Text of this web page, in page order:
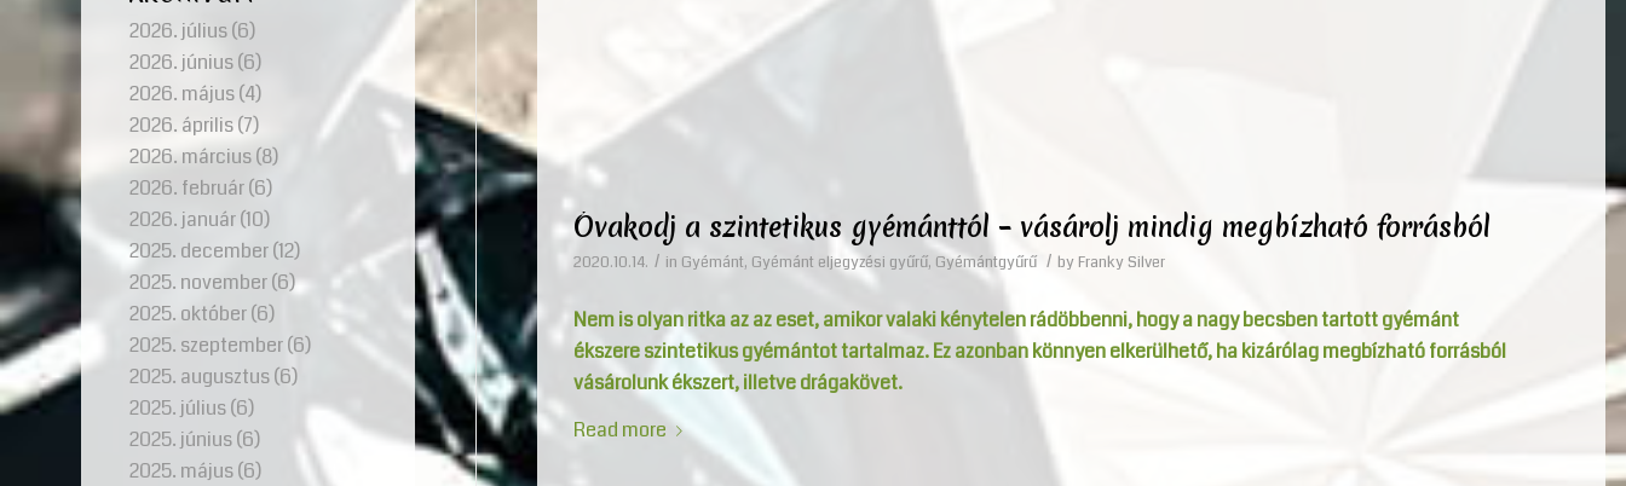
Óvakodj a szintetikus gyémánttól – vásárolj mindig megbízható forrásból
2020.10.14. / in Gyémánt, Gyémánt eljegyzési gyűrű, Gyémántgyűrű / by Franky Silver
Nem is olyan ritka az az eset, amikor valaki kénytelen rádöbbenni, hogy a nagy becsben tartott gyémánt
ékszere szintetikus gyémántot tartalmaz. Ez azonban könnyen elkerülhető, ha kizárólag megbízható forrásból
vásárolunk ékszert, illetve drágakövet.
Read more
2026. július(6)
2026. június(6)
2026. május(4)
2026. április(7)
2026. március(8)
2026. február(6)
2026. január(10)
2025. december(12)
2025. november(6)
2025. október(6)
2025. szeptember(6)
2025. augusztus(6)
2025. július(6)
2025. június(6)
2025. május(6)